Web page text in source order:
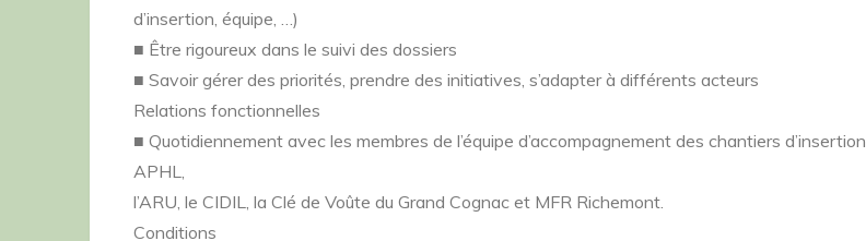
d’insertion, équipe, …)
■ Être rigoureux dans le suivi des dossiers
■ Savoir gérer des priorités, prendre des initiatives, s’adapter à différents acteurs
Relations fonctionnelles
■ Quotidiennement avec les membres de l’équipe d’accompagnement des chantiers d’insertion
APHL,
l’ARU, le CIDIL, la Clé de Voûte du Grand Cognac et MFR Richemont.
Conditions